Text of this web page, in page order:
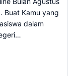
Buat Kamu yang
dalam